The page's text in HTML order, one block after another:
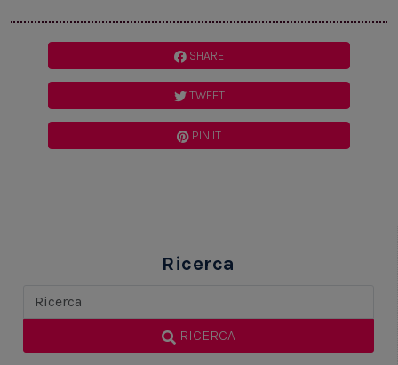
SHARE
TWEET
PIN IT
Ricerca
RICERCA